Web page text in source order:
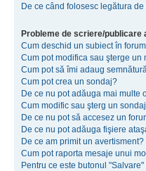
De ce când folosesc legătura
Probleme de scriere/publicare
Cum deschid un subiect în
Cum pot modifica sau şterge un
Cum pot să îmi adaug
Cum pot crea un sondaj?
De ce nu pot adăuga mai multe
Cum modific sau şterg un
De ce nu pot să accesez un
De ce nu pot adăuga fişiere
De ce am primit un avertisment?
Cum pot raporta mesaje unui
Pentru ce este butonul